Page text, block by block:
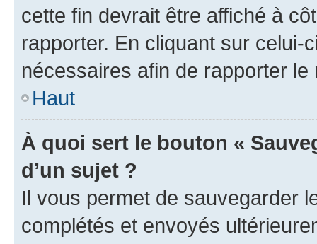
cette fin devrait être affiché à
rapporter. En cliquant sur
nécessaires afin de rapporter le
Haut
À quoi sert le bouton «
d’un sujet ?
Il vous permet de sauvegarder
complétés et envoyés